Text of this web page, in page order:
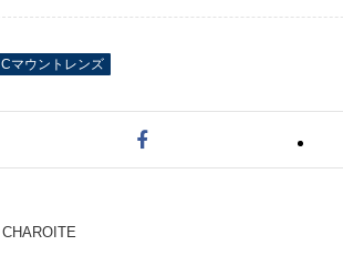
Cマウントレンズ
CHAROITE